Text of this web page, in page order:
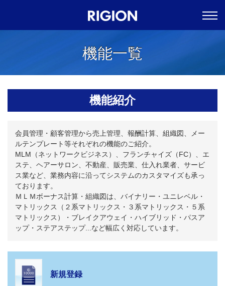
機能一覧
機能紹介
会員管理・顧客管理から売上管理、報酬計算、組織図、メー
ルテンプレート等それぞれの機能のご紹介。
MLM（ネットワークビジネス）、フランチャイズ（FC）、エ
ステ、ヘアーサロン、不動産、販売業、仕入れ業者、サービ
ス業など、業務内容に沿ってシステムのカスタマイズも承っ
ております。
ＭＬＭボーナス計算・組織図は、バイナリー・ユニレベル・
マトリックス（２系マトリックス・３系マトリックス・５系
マトリックス）・ブレイクアウェイ・ハイブリッド・パスア
ップ・ステアステップ...など幅広く対応しています。
新規登録